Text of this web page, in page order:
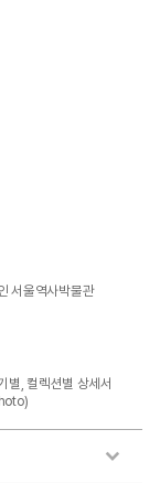
서울역사박물관
별, 컬렉션별 상세서